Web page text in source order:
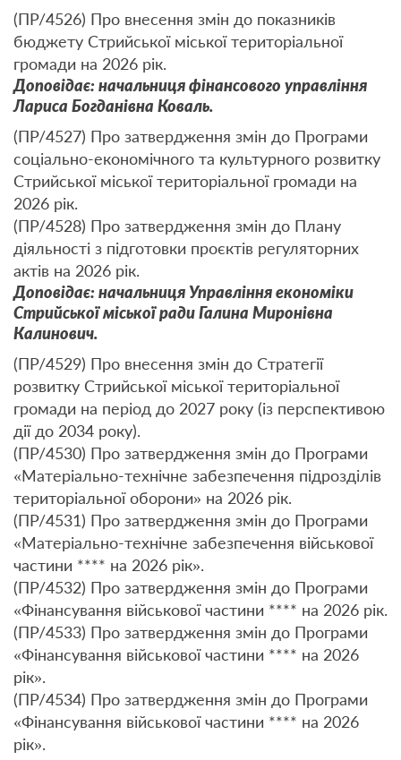
(ПР/4526) Про внесення змін до показників
бюджету Стрийської міської територіальної
громади на 2026 рік.
Доповідає: начальниця фінансового управління
Лариса Богданівна Коваль.
(ПР/4527) Про затвердження змін до Програми
соціально-економічного та культурного розвитку
Стрийської міської територіальної громади на
2026 рік.
(ПР/4528) Про затвердження змін до Плану
діяльності з підготовки проєктів регуляторних
актів на 2026 рік.
Доповідає: начальниця Управління економіки
Стрийської міської ради Галина Миронівна
Калинович.
(ПР/4529) Про внесення змін до Стратегії
розвитку Стрийської міської територіальної
громади на період до 2027 року (із перспективою
дії до 2034 року).
(ПР/4530) Про затвердження змін до Програми
«Матеріально-технічне забезпечення підрозділів
територіальної оборони» на 2026 рік.
(ПР/4531) Про затвердження змін до Програми
«Матеріально-технічне забезпечення військової
частини **** на 2026 рік».
(ПР/4532) Про затвердження змін до Програми
«Фінансування військової частини **** на 2026 рік.
(ПР/4533) Про затвердження змін до Програми
«Фінансування військової частини **** на 2026
рік».
(ПР/4534) Про затвердження змін до Програми
«Фінансування військової частини **** на 2026
рік».